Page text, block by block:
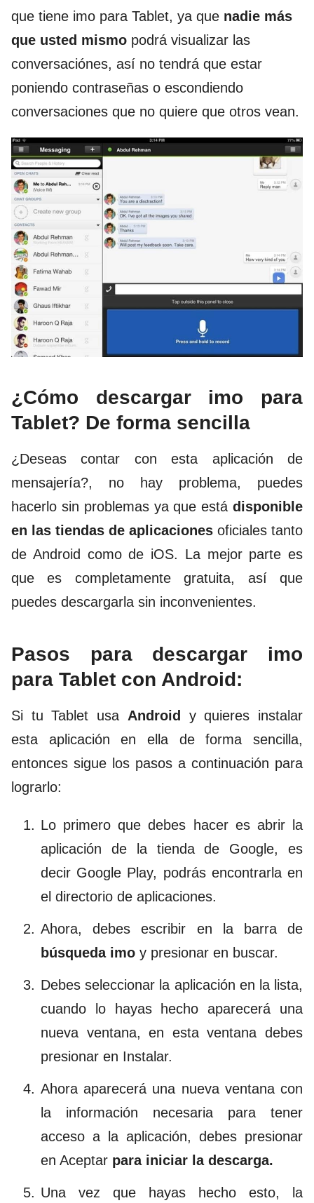
que tiene imo para Tablet, ya que nadie más
que usted mismo podrá visualizar las
conversaciónes, así no tendrá que estar
poniendo contraseñas o escondiendo
conversaciones que no quiere que otros vean.
¿Cómo descargar imo para
Tablet? De forma sencilla
¿Deseas contar con esta aplicación de
mensajería?, no hay problema, puedes
hacerlo sin problemas ya que está disponible
en las tiendas de aplicaciones oficiales tanto
de Android como de iOS. La mejor parte es
que es completamente gratuita, así que
puedes descargarla sin inconvenientes.
Pasos para descargar imo
para Tablet con Android:
Si tu Tablet usa Android y quieres instalar
esta aplicación en ella de forma sencilla,
entonces sigue los pasos a continuación para
lograrlo:
Lo primero que debes hacer es abrir la
aplicación de la tienda de Google, es
decir Google Play, podrás encontrarla en
el directorio de aplicaciones.
Ahora, debes escribir en la barra de
búsqueda imo y presionar en buscar.
Debes seleccionar la aplicación en la lista,
cuando lo hayas hecho aparecerá una
nueva ventana, en esta ventana debes
presionar en Instalar.
Ahora aparecerá una nueva ventana con
la información necesaria para tener
acceso a la aplicación, debes presionar
en Aceptar para iniciar la descarga.
Una vez que hayas hecho esto, la